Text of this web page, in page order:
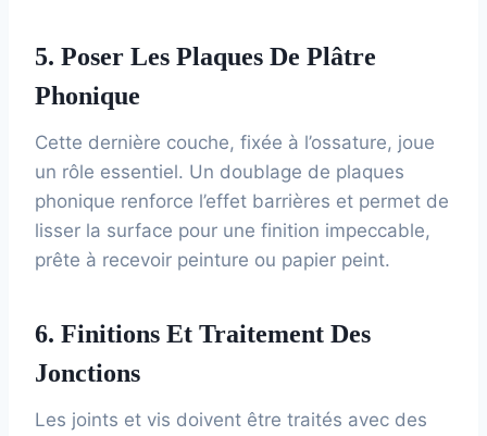
5. Poser Les Plaques De Plâtre
Phonique
Cette dernière couche, fixée à l’ossature, joue
un rôle essentiel. Un doublage de plaques
phonique renforce l’effet barrières et permet de
lisser la surface pour une finition impeccable,
prête à recevoir peinture ou papier peint.
6. Finitions Et Traitement Des
Jonctions
Les joints et vis doivent être traités avec des